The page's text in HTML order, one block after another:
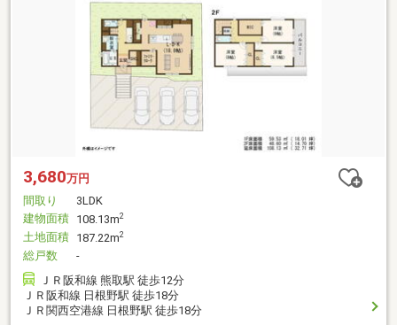
3,680万円
間取り
3LDK
建物面積 108.13m2
土地面積 187.22m2
総戸数
-
ＪＲ阪和線 熊取駅 徒歩12分
ＪＲ阪和線 日根野駅 徒歩18分
ＪＲ関西空港線 日根野駅 徒歩18分